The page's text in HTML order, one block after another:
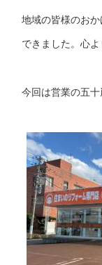
地域の皆様のお
できました。心
今回は営業の五